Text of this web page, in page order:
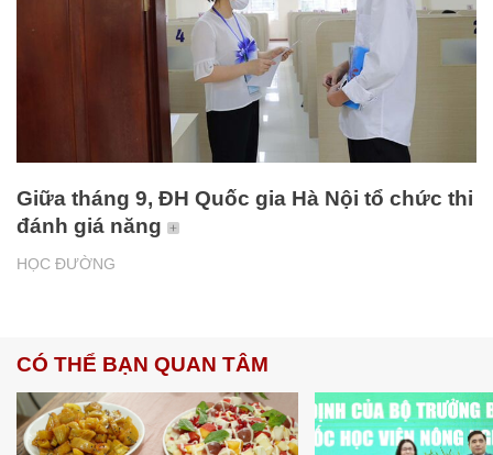
HỌC ĐƯỜNG
Giữa tháng 9, ĐH Quốc gia Hà Nội tổ chức thi
đánh giá năng
CÓ THỂ BẠN QUAN TÂM